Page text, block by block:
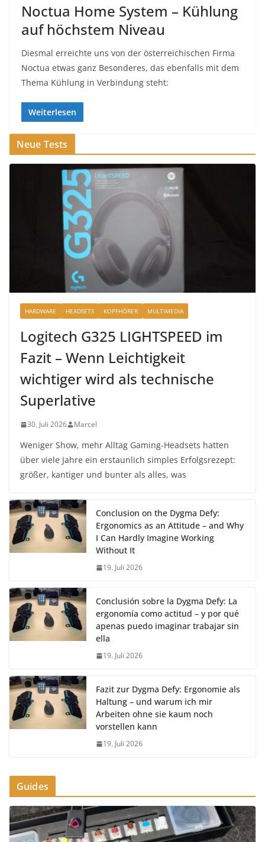
Noctua Home System – Kühlung
auf höchstem Niveau
Diesmal erreichte uns von der österreichischen Firma
Noctua etwas ganz Besonderes, das ebenfalls mit dem
Thema Kühlung in Verbindung steht:
Weiterlesen
Neue Tests
HARDWARE HEADSETS KOPFHÖRER MULTIMEDIA
Logitech G325 LIGHTSPEED im
Fazit – Wenn Leichtigkeit
wichtiger wird als technische
Superlative
30. Juli 2026 Marcel
Weniger Show, mehr Alltag Gaming-Headsets hatten
über viele Jahre ein erstaunlich simples Erfolgsrezept:
größer, kantiger und bunter als alles, was
Conclusion on the Dygma Defy:
Ergonomics as an Attitude – and Why
I Can Hardly Imagine Working
Without It
19. Juli 2026
Conclusión sobre la Dygma Defy: La
ergonomía como actitud – y por qué
apenas puedo imaginar trabajar sin
ella
19. Juli 2026
Fazit zur Dygma Defy: Ergonomie als
Haltung – und warum ich mir
Arbeiten ohne sie kaum noch
vorstellen kann
19. Juli 2026
Guides